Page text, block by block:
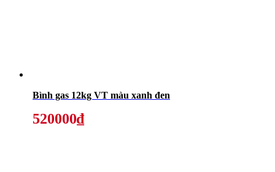
Bình gas 12kg VT màu xanh đen
520000₫